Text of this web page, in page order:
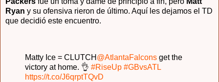
Ryan y su ofensiva rieron de último. Aquí les dejamos el TD
que decidió este encuentro.
Matty Ice = CLUTCH @AtlantaFalcons get the
victory at home. 👌 #RiseUp #GBvsATL
https://t.co/J6qrptTQvD